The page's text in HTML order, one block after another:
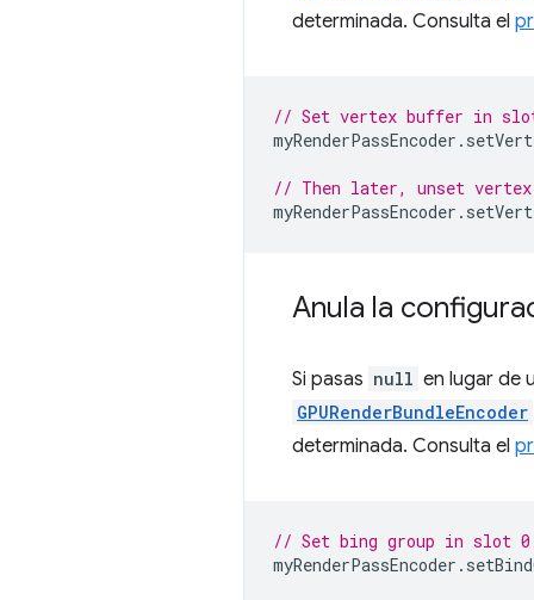
determinada. Consulta el
// Set vertex buffer in
myRenderPassEncoder .
// Then later, unset
myRenderPassEncoder .
Anula la
Si pasas null en lugar de
GPURenderBundleEncoder
determinada. Consulta el
// Set bing group in slot
myRenderPassEncoder .